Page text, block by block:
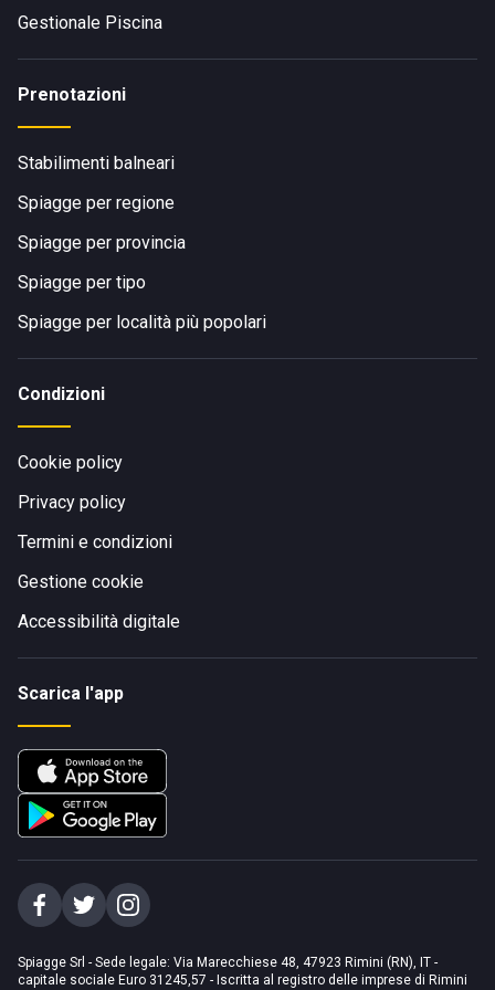
Gestionale Piscina
Prenotazioni
Stabilimenti balneari
Spiagge per regione
Spiagge per provincia
Spiagge per tipo
Spiagge per località più popolari
Condizioni
Cookie policy
Privacy policy
Termini e condizioni
Gestione cookie
Accessibilità digitale
Scarica l'app
Spiagge Srl - Sede legale: Via Marecchiese 48, 47923 Rimini (RN), IT -
capitale sociale Euro 31245,57 - Iscritta al registro delle imprese di Rimini